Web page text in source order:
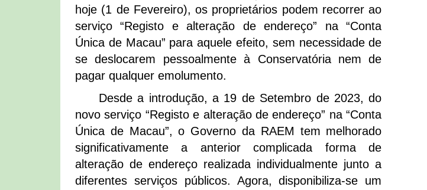
hoje (1 de Fevereiro), os proprietários podem recorrer ao
serviço “Registo e alteração de endereço” na “Conta
Única de Macau” para aquele efeito, sem necessidade de
se deslocarem pessoalmente à Conservatória nem de
pagar qualquer emolumento.
Desde a introdução, a 19 de Setembro de 2023, do
novo serviço “Registo e alteração de endereço” na “Conta
Única de Macau”, o Governo da RAEM tem melhorado
significativamente a anterior complicada forma de
alteração de endereço realizada individualmente junto a
diferentes serviços públicos. Agora, disponibiliza-se um